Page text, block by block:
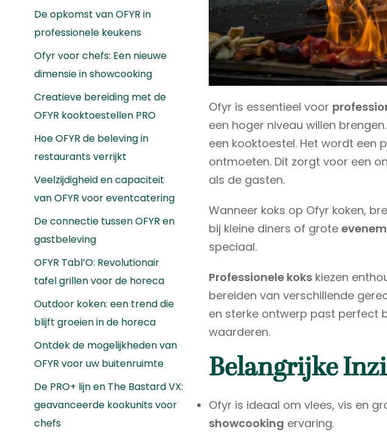
De opkomst van OFYR in
professionele keukens
Ofyr voor chefs: Een nieuwe
dimensie in showcooking
Creatieve bereiding met de
OFYR kooktoestellen PRO
Hoe OFYR de beleving in
restaurants verrijkt
Veelzijdigheid en capaciteit
van OFYR voor eventcatering
De connectie tussen OFYR en
gastbeleving
OFYR Tabl’O: Revolutionair
tafel grillen voor de horeca
Outdoor koken: een trend die
blijft groeien in de horeca
Ontdek de mogelijkheden van
OFYR voor uw buitenruimte
De PRO+ lijn en The Bastard VX:
geavanceerde kookunits voor
chefs
Ofyr is essentieel voor
een hoger niveau willen
een kooktoestel. Het wordt een
ontmoeten. Dit zorgt voor een
als de gasten.
Wanneer koks op Ofyr koken,
bij kleine diners of grote
speciaal.
Professionele kokskiezen
bereiden van verschillende
en sterke ontwerp past perfect
waarderen.
Belangrijke
Ofyr is ideaal om vlees, vis en
showcooking ervaring.